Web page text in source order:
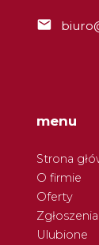
menu
Strona
O firmie
Oferty
Zgłoszenia
Ulubione